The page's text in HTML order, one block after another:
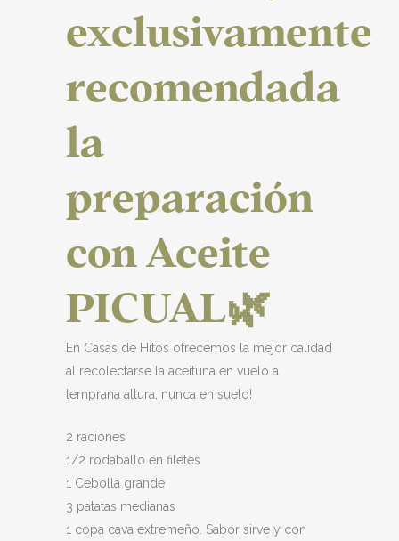
exclusivamente
recomendada
la
preparación
con Aceite
PICUAL🌿
En Casas de Hitos ofrecemos la mejor calidad
al recolectarse la aceituna en vuelo a
temprana altura, nunca en suelo!
2 raciones
1/2 rodaballo en filetes
1 Cebolla grande
3 patatas medianas
1 copa cava extremeño. Sabor sirve y con